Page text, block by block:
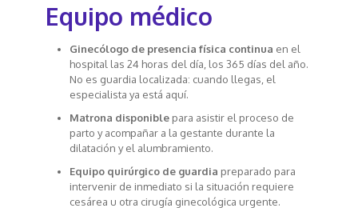
Equipo médico
Ginecólogo de presencia física continua en el
hospital las 24 horas del día, los 365 días del año.
No es guardia localizada: cuando llegas, el
especialista ya está aquí.
Matrona disponiblepara asistir el proceso de
parto y acompañar a la gestante durante la
dilatación y el alumbramiento.
Equipo quirúrgico de guardia preparado para
intervenir de inmediato si la situación requiere
cesárea u otra cirugía ginecológica urgente.